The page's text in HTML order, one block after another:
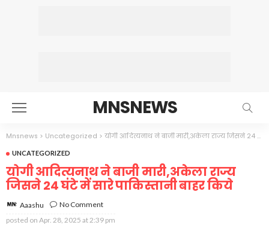
MNSNEWS
Mnsnews > Uncategorized > योगी आदित्यनाथ ने बाजी मारी,अकेला राज्य जिसने 24 घंटे में सारे पाकिस्तानी बाहर किये
UNCATEGORIZED
योगी आदित्यनाथ ने बाजी मारी,अकेला राज्य
जिसने 24 घंटे में सारे पाकिस्तानी बाहर किये
Aaashu
No Comment
posted on Apr. 28, 2025 at 2:39 pm